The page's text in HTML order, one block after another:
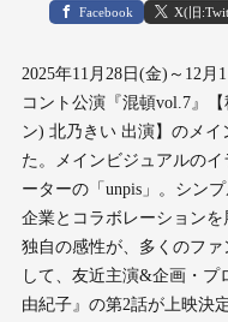
Facebook X(旧
2025年11月28日(金)～12
コント公演『混頓vol.7』
ン) 北乃きい 出演】のメ
た。メインビジュアルの
ーターの「unpis」。シン
企業とコラボレーション
独自の感性が、多くのフ
して、友近主演&企画・プ
由紀⼦』の第2話が上映決